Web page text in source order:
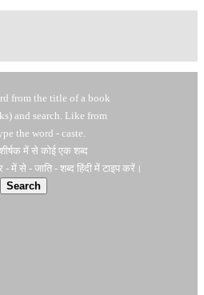
from the title of a book
and search. Like from
the word - caste.
में से कोई एक शब्द
में से - जाति - शब्द हिंदी में टाइप करें।
Search